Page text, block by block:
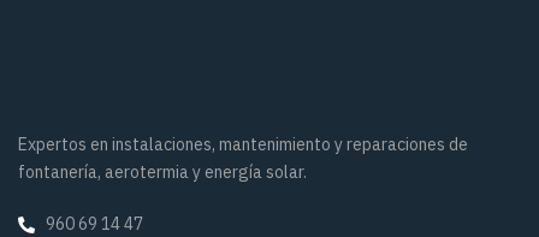
Expertos en instalaciones, mantenimiento y reparaciones de
fontanería, aerotermia y energía solar.
960 69 14 47